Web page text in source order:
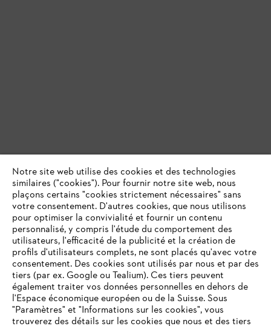
VOTRE NAVIGATEUR INTERNET
Notre site web utilise des cookies et des technologies
similaires ("cookies"). Pour fournir notre site web, nous
plaçons certains "cookies strictement nécessaires" sans
votre consentement. D'autres cookies, que nous utilisons
pour optimiser la convivialité et fournir un contenu
personnalisé, y compris l'étude du comportement des
utilisateurs, l'efficacité de la publicité et la création de
profils d'utilisateurs complets, ne sont placés qu'avec votre
consentement. Des cookies sont utilisés par nous et par des
tiers (par ex. Google ou Tealium). Ces tiers peuvent
également traiter vos données personnelles en dehors de
l'Espace économique européen ou de la Suisse. Sous
"Paramètres" et "Informations sur les cookies", vous
trouverez des détails sur les cookies que nous et des tiers